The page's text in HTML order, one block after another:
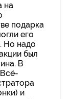
на
подарка
его
Но надо
был
В
и